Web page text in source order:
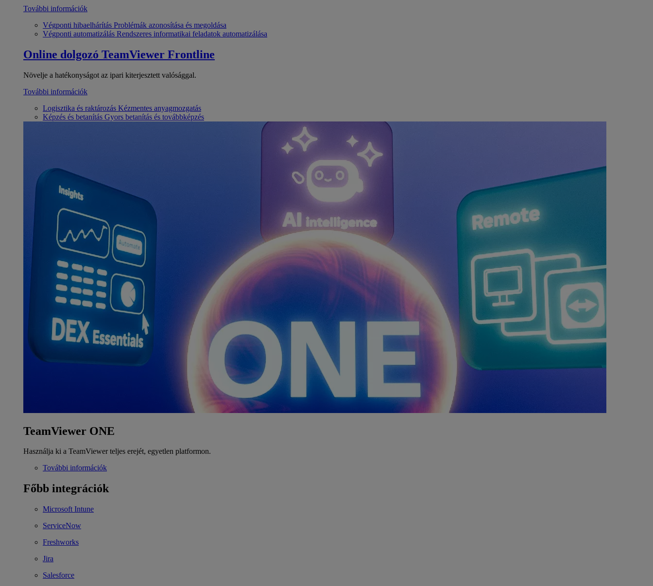
További információk
Végponti hibaelhárítás Problémák azonosítása és megoldása
Végponti automatizálás Rendszeres informatikai feladatok automatizálása
Online dolgozó TeamViewer Frontline
Növelje a hatékonyságot az ipari kiterjesztett valósággal.
További információk
Logisztika és raktározás Kézmentes anyagmozgatás
Képzés és betanítás Gyors betanítás és továbbképzés
TeamViewer ONE
Használja ki a TeamViewer teljes erejét, egyetlen platformon.
További információk
Főbb integrációk
Microsoft Intune
ServiceNow
Freshworks
Jira
Salesforce